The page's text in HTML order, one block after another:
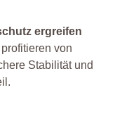
ergreifen
von
Stabilität und